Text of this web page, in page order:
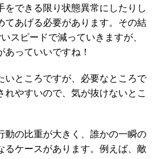
をできる限り状態異常にしたりし
てあげる必要があります。その結
スピードで減っていきますが、
あっていいですね！
いところですが、必要なところで
れやすいので、気が抜けないとこ
動の比重が大きく、誰かの一瞬の
るケースがあります。例えば、敵